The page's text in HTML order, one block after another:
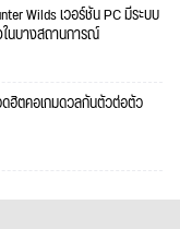
Wilds เวอร์ชัน PC มีระบบ
ในบางสถานการณ์
ดฮิตคอเกมดวลกันตัวต่อตัว